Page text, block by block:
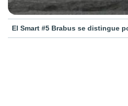
El Smart #5 Brabus se distingue